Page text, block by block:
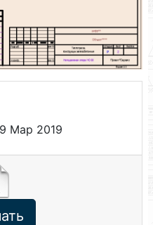
Мар 2019